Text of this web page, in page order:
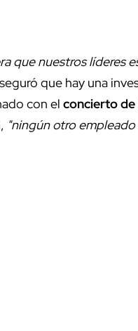
que nuestros líderes
que hay una
con el concierto de
"ningún otro